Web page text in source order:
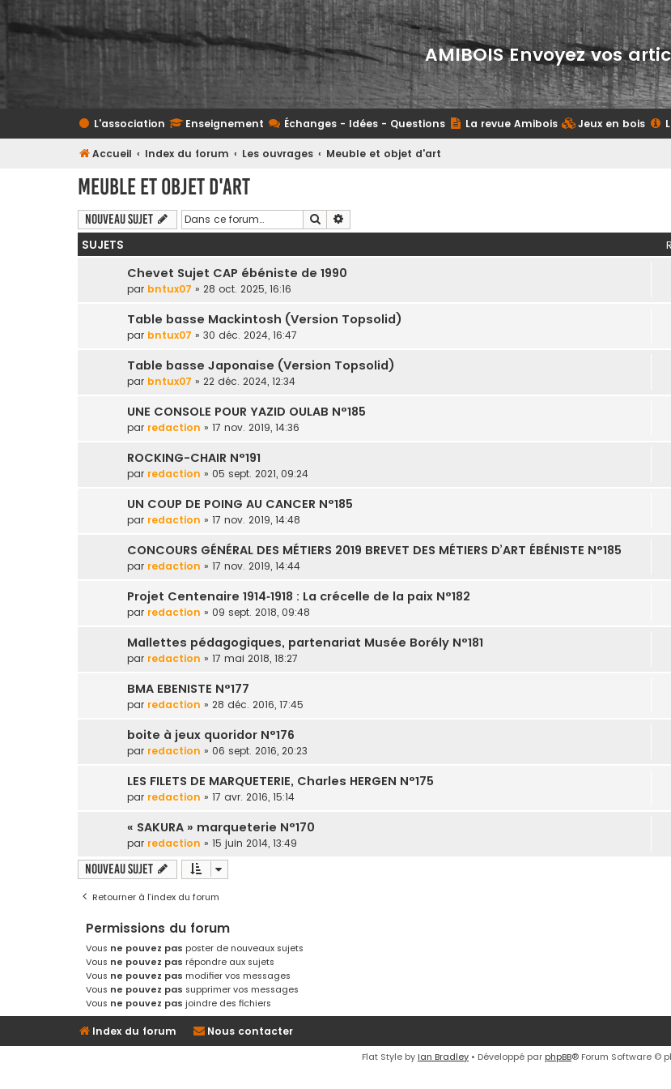
AMIBOIS Envoyez vos
L'association Enseignement Échanges - Idées - Questions La revue Amibois Jeux en bois
Accueil Index du forum Les ouvrages Meuble et objet d'art
Meuble et objet d'art
Nouveau sujet Rechercher
SUJETS
Chevet Sujet CAP ébéniste de 1990
par bntux07 » 28 oct. 2025, 16:16
Table basse Mackintosh (Version Topsolid)
par bntux07 » 30 déc. 2024, 16:47
Table basse Japonaise (Version Topsolid)
par bntux07 » 22 déc. 2024, 12:34
UNE CONSOLE POUR YAZID OULAB N°185
par redaction » 17 nov. 2019, 14:36
ROCKING-CHAIR N°191
par redaction » 05 sept. 2021, 09:24
UN COUP DE POING AU CANCER N°185
par redaction » 17 nov. 2019, 14:48
CONCOURS GÉNÉRAL DES MÉTIERS 2019 BREVET DES MÉTIERS D’ART ÉBÉNISTE N°185
par redaction » 17 nov. 2019, 14:44
Projet Centenaire 1914‐1918 : La crécelle de la paix N°182
par redaction » 09 sept. 2018, 09:48
Mallettes pédagogiques, partenariat Musée Borély N°181
par redaction » 17 mai 2018, 18:27
BMA EBENISTE N°177
par redaction » 28 déc. 2016, 17:45
boite à jeux quoridor N°176
par redaction » 06 sept. 2016, 20:23
LES FILETS DE MARQUETERIE, Charles HERGEN N°175
par redaction » 17 avr. 2016, 15:14
« SAKURA » marqueterie N°170
par redaction » 15 juin 2014, 13:49
Nouveau sujet
Retourner à l’index du forum
Permissions du forum
Vous ne pouvez pas poster de nouveaux sujets
Vous ne pouvez pas répondre aux sujets
Vous ne pouvez pas modifier vos messages
Vous ne pouvez pas supprimer vos messages
Vous ne pouvez pas joindre des fichiers
Index du forum Nous contacter
Flat Style by Ian Bradley • Développé par phpBB® Forum Software ©